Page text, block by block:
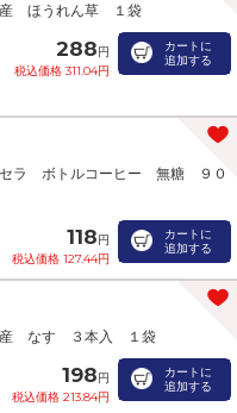
産 ほうれん草 １袋
288円
税込価格 311.04円
カートに
追加する
ラ ボトルコーヒー 無糖 ９０
118円
税込価格 127.44円
カートに
追加する
産 なす ３本入 １袋
198円
税込価格 213.84円
カートに
追加する